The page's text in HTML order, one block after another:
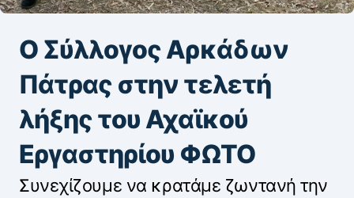
Ο Σύλλογος Αρκάδων
Πάτρας στην τελετή
λήξης του Αχαϊκού
Εργαστηρίου ΦΩΤΟ
Συνεχίζουμε να κρατάμε ζωντανή την